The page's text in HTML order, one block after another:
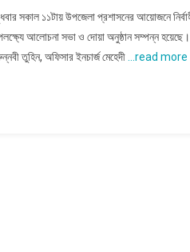
তেরখাদায়
জুলাই
গণঅভ্যত্থান
১১টায় উপজেলা প্রশাসনের আয়োজনে
আলোচনা সভা ও দোয়া অনুষ্ঠান সম্পন্ন হয়েছে।
তুহিন, অফিসার ইনচার্জ মেহেদী …read